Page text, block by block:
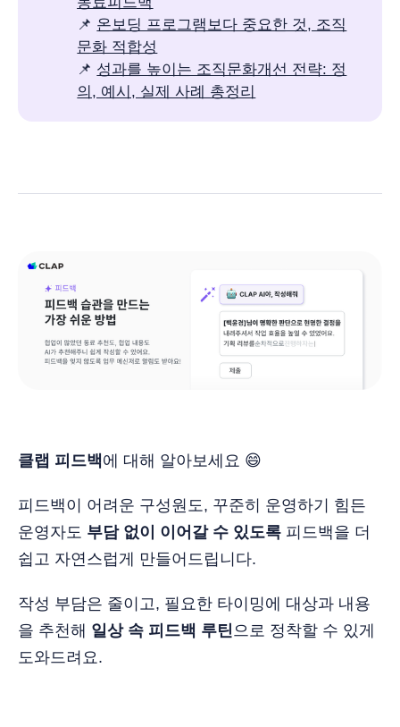
📌 온보딩 프로그램보다 중요한 것, 조직
문화 적합성
📌 성과를 높이는 조직문화개선 전략: 정
의, 예시, 실제 사례 총정리
클랩 피드백에 대해 알아보세요 😄
피드백이 어려운 구성원도, 꾸준히 운영하기 힘든
운영자도 부담 없이 이어갈 수 있도록 피드백을 더
쉽고 자연스럽게 만들어드립니다.
작성 부담은 줄이고, 필요한 타이밍에 대상과 내용
을 추천해 일상 속 피드백 루틴 으로 정착할 수 있게
도와드려요.